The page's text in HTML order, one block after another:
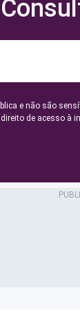
e não são
de acesso à